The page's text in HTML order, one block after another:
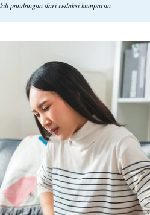
pandangan dari redaksi kumparan